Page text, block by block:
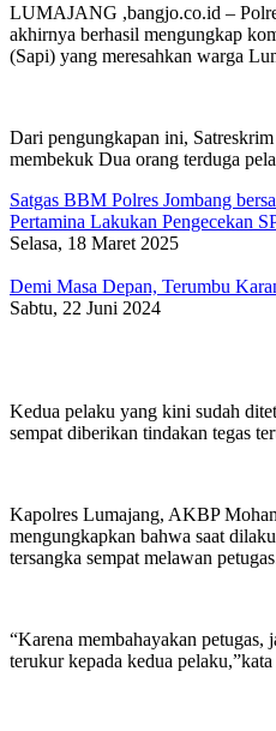
LUMAJANG ,bangjo.co.id –
akhirnya berhasil mengungkap
(Sapi) yang meresahkan warga
Dari pengungkapan ini,
membekuk Dua orang terduga
Satgas BBM Polres Jombang
Pertamina Lakukan Pengecekan
Selasa, 18 Maret 2025
Demi Masa Depan, Terumbu
Sabtu, 22 Juni 2024
Kedua pelaku yang kini sudah
sempat diberikan tindakan tegas
Kapolres Lumajang, AKBP
mengungkapkan bahwa saat
tersangka sempat melawan
“Karena membahayakan
terukur kepada kedua